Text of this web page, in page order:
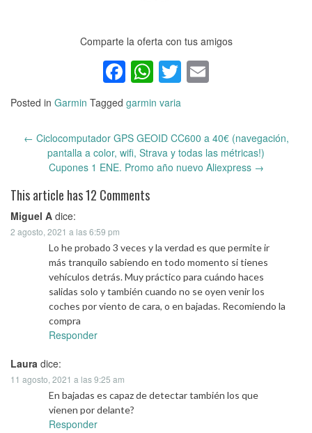
Comparte la oferta con tus amigos
Facebook
WhatsApp
Twitter
Posted in Garmin Tagged garmin varia
navigation
← Ciclocomputador GPS GEOID CC600 a 40€ (navegación,
pantalla a color, wifi, Strava y todas las métricas!)
Cupones 1 ENE. Promo año nuevo Aliexpress →
This article has 12 Comments
Miguel A dice:
2 agosto, 2021 a las 6:59 pm
Lo he probado 3 veces y la verdad es que permite ir
más tranquilo sabiendo en todo momento si tienes
vehículos detrás. Muy práctico para cuándo haces
salidas solo y también cuando no se oyen venir los
coches por viento de cara, o en bajadas. Recomiendo la
compra
Responder
Laura dice:
11 agosto, 2021 a las 9:25 am
En bajadas es capaz de detectar también los que
vienen por delante?
Responder